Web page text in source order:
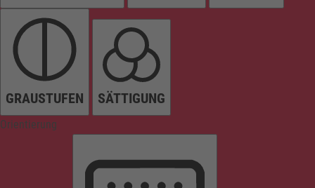
GRAUSTUFEN SÄTTIGUNG
Orientierung